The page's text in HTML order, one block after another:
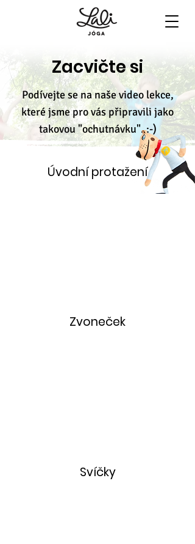
Zacvičte si
Podívejte se na naše video lekce,
které jsme pro vás připravili jako
takovou "ochutnávku". :-)
Úvodní protažení
Zvoneček
Svíčky